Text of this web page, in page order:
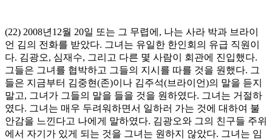
(22) 2008년12월 20일 또는 그 무렵에, 나는 사라 박과 브라이
언 김의 전화를 받았다. 그녀는 유일한 한인회의 유급 직원이
다. 김광오, 심재수, 그리고 다른 몇 사람이 회관에 진입했다.
그들은 그녀를 협박하고 그들의 지시를 따를 것을 원했다. 그
들은 지금부터 김중현(존)이나 김주석(브라이언)의 말을 듣지
말고, 그녀가 그들의 말을 들을 것을 원하였다. 그녀는 거절하
였다. 그녀는 매우 두려워하면서 일하러 가는 것에 대하여 불
안감을 느낀다고 나에게 말하였다. 김광오와 그의 친구들 주위
에서 자기가 있게 되는 것을 그녀는 원하지 않았다. 그녀는 임